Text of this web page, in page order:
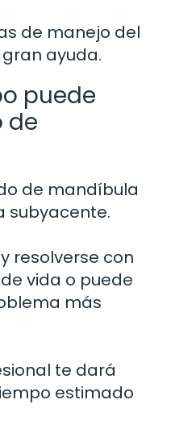
de manejo del
ayuda.
puede
de
de mandíbula
subyacente.
resolverse con
vida o puede
más
te dará
estimado